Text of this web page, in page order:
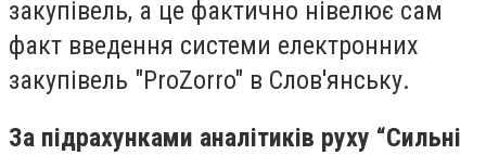
закупівель, а це фактично нівелює сам
факт введення системи електронних
закупівель "ProZorro" в Слов'янську.
За підрахунками аналітиків руху “Сильні